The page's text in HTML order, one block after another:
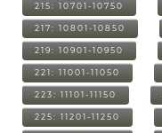
215: 10701-10750
217: 10801-10850
219: 10901-10950
221: 11001-11050
223: 11101-11150
225: 11201-11250